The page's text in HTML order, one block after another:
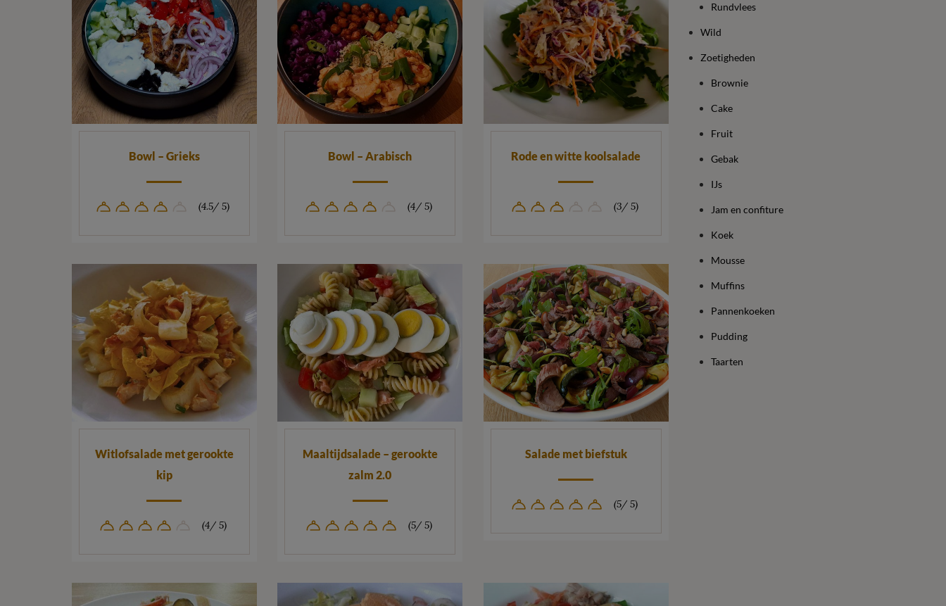
Bowl – Grieks
(4.5/ 5)
Bowl – Arabisch
(4/ 5)
Rode en witte koolsalade
(3/ 5)
Witlofsalade met gerookte
kip
(4/ 5)
Maaltijdsalade – gerookte
zalm 2.0
(5/ 5)
Salade met biefstuk
(5/ 5)
Rundvlees
Wild
Zoetigheden
Brownie
Cake
Fruit
Gebak
IJs
Jam en confiture
Koek
Mousse
Muffins
Pannenkoeken
Pudding
Taarten